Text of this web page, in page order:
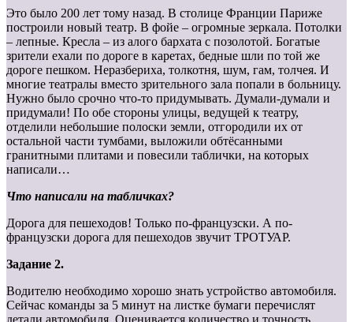
Это было 200 лет тому назад. В столице Франции Париже
построили новый театр. В фойе – огромные зеркала. Потолки
– лепные. Кресла – из алого бархата с позолотой. Богатые
зрители ехали по дороге в каретах, бедные шли по той же
дороге пешком. Неразбериха, толкотня, шум, гам, толчея. И
многие театралы вместо зрительного зала попали в больницу.
Нужно было срочно что-то придумывать. Думали-думали и
придумали! По обе стороны улицы, ведущей к театру,
отделили небольшие полоски земли, отгородили их от
остальной части тумбами, выложили обтёсанными
гранитными плитами и повесили таблички, на которых
написали…
Что написали на табличках?
Дорога для пешеходов! Только по-французски. А по-
французски дорога для пешеходов звучит ТРОТУАР.
Задание 2.
Водителю необходимо хорошо знать устройство автомобиля.
Сейчас команды за 5 минут на листке бумаги перечислят